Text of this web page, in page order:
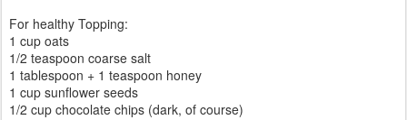
For healthy Topping:
1 cup oats
1/2 teaspoon coarse salt
1 tablespoon + 1 teaspoon honey
1 cup sunflower seeds
1/2 cup chocolate chips (dark, of course)